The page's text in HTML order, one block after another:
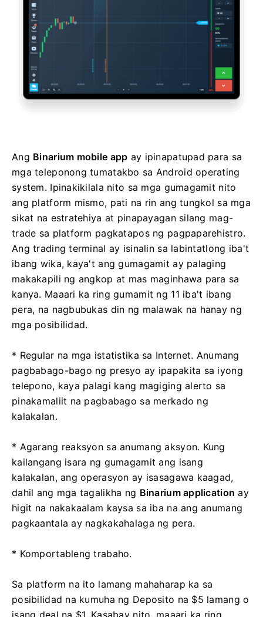
Ang Binarium mobile app ay ipinapatupad para sa
mga teleponong tumatakbo sa Android operating
system. Ipinakikilala nito sa mga gumagamit nito
ang platform mismo, pati na rin ang tungkol sa mga
sikat na estratehiya at pinapayagan silang mag-
trade sa platform pagkatapos ng pagpaparehistro.
Ang trading terminal ay isinalin sa labintatlong iba't
ibang wika, kaya't ang gumagamit ay palaging
makakapili ng angkop at mas maginhawa para sa
kanya. Maaari ka ring gumamit ng 11 iba't ibang
pera, na nagbubukas din ng malawak na hanay ng
mga posibilidad.
* Regular na mga istatistika sa Internet. Anumang
pagbabago-bago ng presyo ay ipapakita sa iyong
telepono, kaya palagi kang magiging alerto sa
pinakamaliit na pagbabago sa merkado ng
kalakalan.
* Agarang reaksyon sa anumang aksyon. Kung
kailangang isara ng gumagamit ang isang
kalakalan, ang operasyon ay isasagawa kaagad,
dahil ang mga tagalikha ng Binarium application ay
higit na nakakaalam kaysa sa iba na ang anumang
pagkaantala ay nagkakahalaga ng pera.
* Komportableng trabaho.
Sa platform na ito lamang mahaharap ka sa
posibilidad na kumuha ng Deposito na $5 lamang o
isang deal na $1. Kasabay nito, maaari ka ring